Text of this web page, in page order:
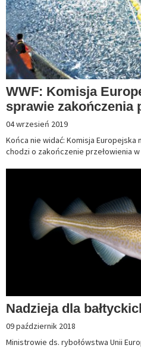
WWF: Komisja
sprawie zakończenia
04 wrzesień 2019
Końca nie widać: Komisja Europejska
chodzi o zakończenie przełowienia
Nadzieja dla
09 październik 2018
Ministrowie ds. rybołówstwa Unii